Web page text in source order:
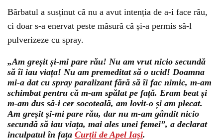
Bărbatul a susținut că nu a avut intenția de a-i face rău,
ci doar s-a enervat peste măsură că și-a permis să-l
pulverizeze cu spray.
„Am greșit și-mi pare rău! Nu am vrut nicio secundă
să îi iau viața! Nu am premeditat să o ucid! Doamna
mi-a dat cu spray paralizant fără să îi fac nimic, m-am
schimbat pentru că m-am spălat pe față. Eram beat și
m-am dus să-i cer socoteală, am lovit-o și am plecat.
Am greșit și-mi pare rău, dar nu m-am gândit nicio
secundă să iau viața, mai ales unei femei”, a declarat
inculpatul în fața Curții de Apel Iași.